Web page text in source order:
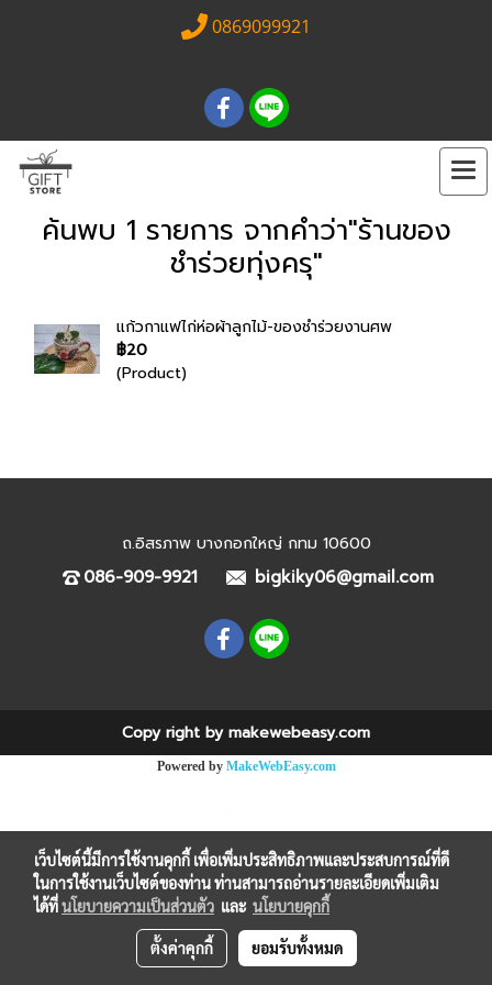
0869099921
ค้นพบ 1 รายการ จากคำว่า"ร้านของ
ชำร่วยทุ่งครุ"
แก้วกาแฟไก่ห่อผ้าลูกไม้-ของชำร่วยงานศพ
฿20
(Product)
ถ.อิสรภาพ บางกอกใหญ่ กทม 10600
086-909-9921 bigkiky06@gmail.com
Copy right by makewebeasy.com
Powered by MakeWebEasy.com
เว็บไซต์นี้มีการใช้งานคุกกี้ เพื่อเพิ่มประสิทธิภาพและประสบการณ์ที่ดี
ในการใช้งานเว็บไซต์ของท่าน ท่านสามารถอ่านรายละเอียดเพิ่มเติม
ได้ที่นโยบายความเป็นส่วนตัว และ นโยบายคุกกี้
ตั้งค่าคุกกี้ ยอมรับทั้งหมด